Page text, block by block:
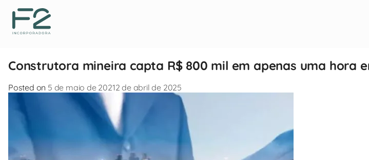
Construtora mineira capta R$ 800 mil em apenas uma hora
Posted on 5 de maio de 20212 de abril de 2025